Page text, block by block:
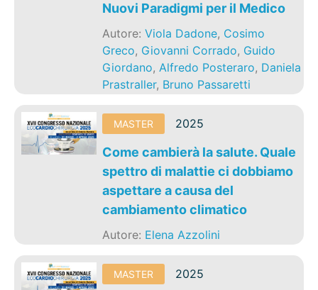
Nuovi Paradigmi per il Medico
Autore:Viola Dadone, Cosimo
Greco, Giovanni Corrado, Guido
Giordano,Alfredo Posteraro, Daniela
Prastraller, Bruno Passaretti
MASTER 2025
Come cambierà la salute. Quale
spettro di malattie ci dobbiamo
aspettare a causa del
cambiamento climatico
Autore: Elena Azzolini
MASTER 2025